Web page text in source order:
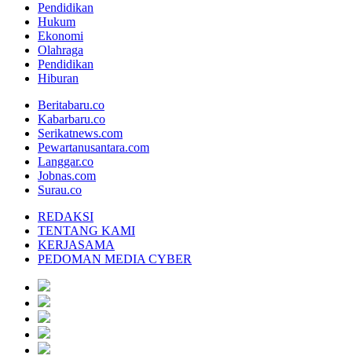
Pendidikan
Hukum
Ekonomi
Olahraga
Pendidikan
Hiburan
Beritabaru.co
Kabarbaru.co
Serikatnews.com
Pewartanusantara.com
Langgar.co
Jobnas.com
Surau.co
REDAKSI
TENTANG KAMI
KERJASAMA
PEDOMAN MEDIA CYBER